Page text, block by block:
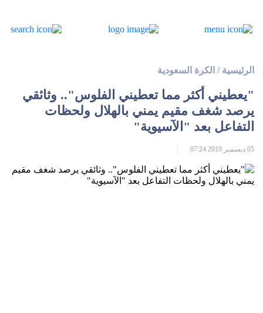
الرئيسية / الكرة السعودية
"يعطيني أكثر مما تعطيني الفلوس".. وثائقي
يرصد شغف مقيم يمني بالهلال ولحظات
التفاعل بعد "الآسيوية"
05 ديسمبر 2019 07:24